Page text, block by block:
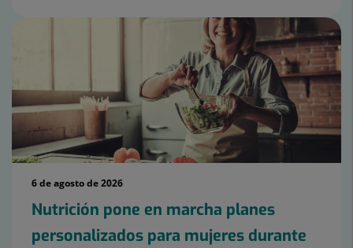
6 de agosto de 2026
Nutrición pone en marcha planes
personalizados para mujeres durante